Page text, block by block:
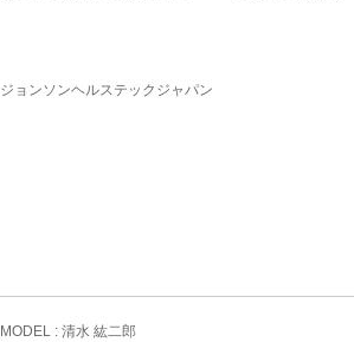
ジョンソンヘルステックジャパン
MODEL : 清水 紘二郎